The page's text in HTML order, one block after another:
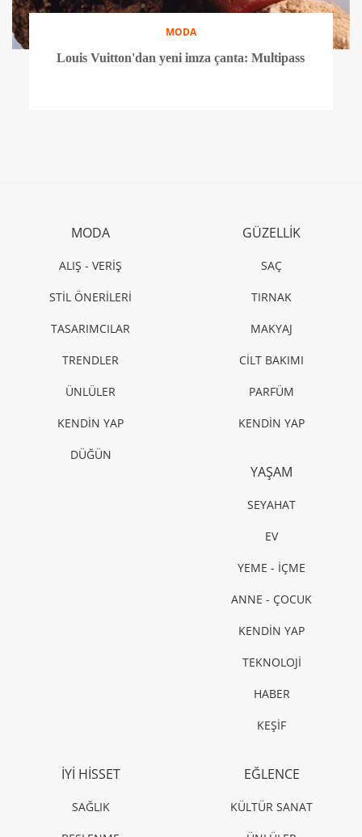
MODA
Louis Vuitton'dan yeni imza çanta: Multipass
MODA
ALIŞ - VERİŞ
STİL ÖNERİLERİ
TASARIMCILAR
TRENDLER
ÜNLÜLER
KENDİN YAP
DÜĞÜN
GÜZELLİK
SAÇ
TIRNAK
MAKYAJ
CİLT BAKIMI
PARFÜM
KENDİN YAP
YAŞAM
SEYAHAT
EV
YEME - İÇME
ANNE - ÇOCUK
KENDİN YAP
TEKNOLOJİ
HABER
KEŞİF
İYİ HİSSET
SAĞLIK
EĞLENCE
KÜLTÜR SANAT